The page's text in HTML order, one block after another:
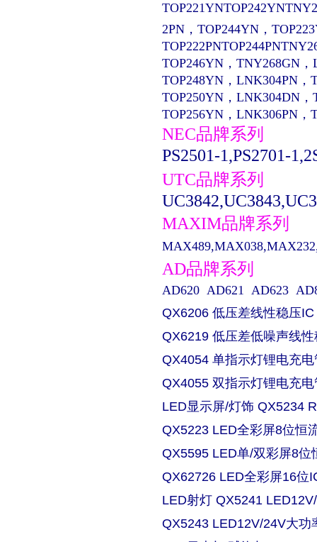
2PN，TOP244YN，
TOP246YN，TNY268GN
TOP248YN，LNK304PN，
TOP250YN，LNK304DN，
TOP256YN，LNK306PN
NEC品牌系列
PS2501-1,PS2701-
UTC品牌系列
MAXIM品牌系列
AD品牌系列
AD620 AD621 AD623
QX6206 低压差线性稳压IC
QX6219 低压差低噪声线
QX4054 单指示灯锂电充
QX4055 双指示灯锂电充
LED显示屏/灯饰 QX5234
QX5223 LED全彩屏8位恒
QX5595 LED单/双彩屏8位
QX62726 LED全彩屏16位
LED射灯 QX5241
QX5243 LED12V/24V大